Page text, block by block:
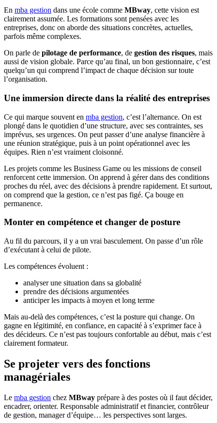
En mba gestion dans une école comme MBway, cette vision est
clairement assumée. Les formations sont pensées avec les
entreprises, donc on aborde des situations concrètes, actuelles,
parfois même complexes.
On parle de pilotage de performance, de gestion des risques, mais
aussi de vision globale. Parce qu’au final, un bon gestionnaire, c’est
quelqu’un qui comprend l’impact de chaque décision sur toute
l’organisation.
Une immersion directe dans la réalité des entreprises
Ce qui marque souvent en mba gestion, c’est l’alternance. On est
plongé dans le quotidien d’une structure, avec ses contraintes, ses
imprévus, ses urgences. On peut passer d’une analyse financière à
une réunion stratégique, puis à un point opérationnel avec les
équipes. Rien n’est vraiment cloisonné.
Les projets comme les Business Game ou les missions de conseil
renforcent cette immersion. On apprend à gérer dans des conditions
proches du réel, avec des décisions à prendre rapidement. Et surtout,
on comprend que la gestion, ce n’est pas figé. Ça bouge en
permanence.
Monter en compétence et changer de posture
Au fil du parcours, il y a un vrai basculement. On passe d’un rôle
d’exécutant à celui de pilote.
Les compétences évoluent :
analyser une situation dans sa globalité
prendre des décisions argumentées
anticiper les impacts à moyen et long terme
Mais au-delà des compétences, c’est la posture qui change. On
gagne en légitimité, en confiance, en capacité à s’exprimer face à
des décideurs. Ce n’est pas toujours confortable au début, mais c’est
clairement formateur.
Se projeter vers des fonctions
managériales
Le mba gestion chez MBway prépare à des postes où il faut décider,
encadrer, orienter. Responsable administratif et financier, contrôleur
de gestion, manager d’équipe… les perspectives sont larges.